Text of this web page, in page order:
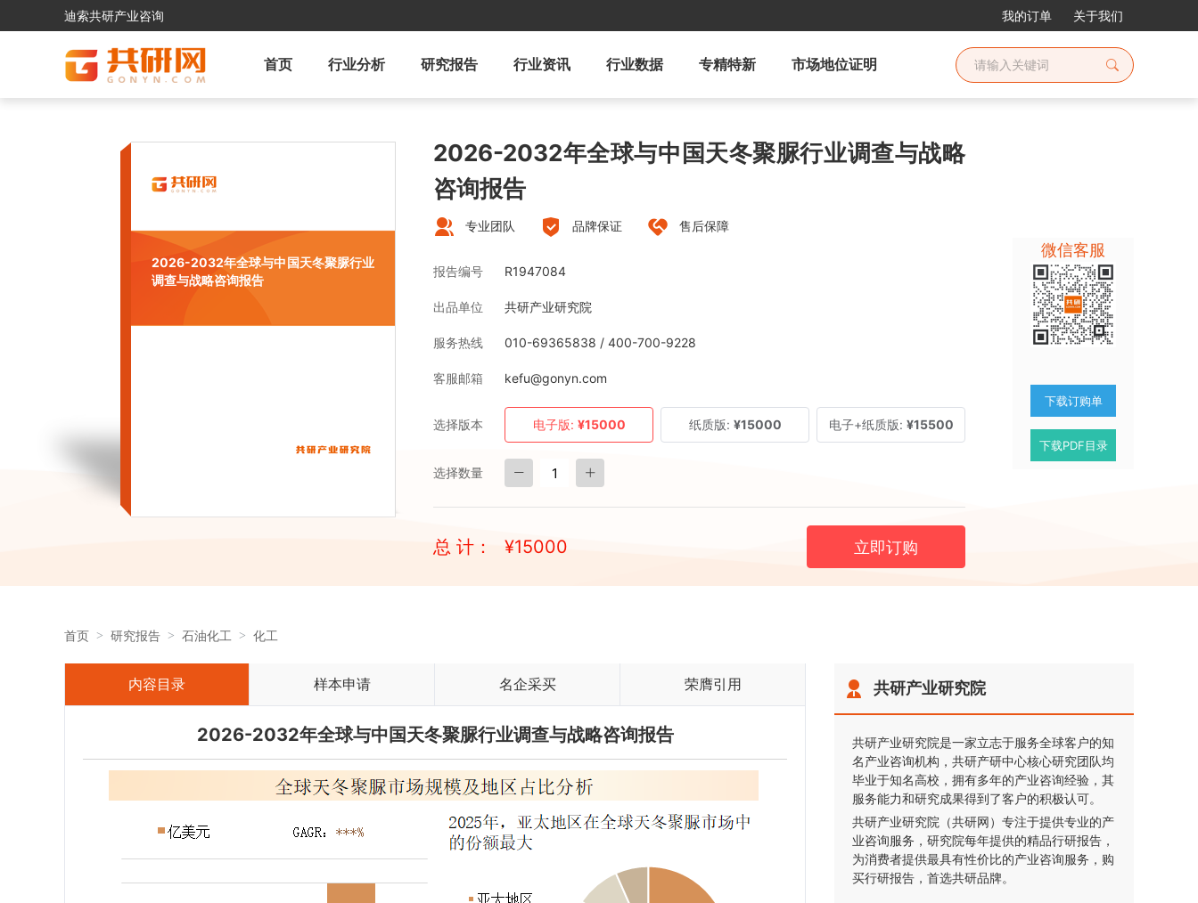
迪索共研产业咨询 我的订单 关于我们
首页 行业分析 研究报告 行业资讯 行业数据 专精特新 市场地位证明
2026-2032年全球与中国天冬聚脲行业
调查与战略咨询报告
2026-2032年全球与中国天冬聚脲行业调查与战略
咨询报告
专业团队 品牌保证 售后保障
报告编号 R1947084
出品单位 共研产业研究院
服务热线 010-69365838 / 400-700-9228
客服邮箱 kefu@gonyn.com
选择版本 电子版: ¥15000 纸质版: ¥15000 电子+纸质版: ¥15500
选择数量
总 计： ¥15000 立即订购
微信客服
下载订购单
下载PDF目录
首页 研究报告 石油化工 化工
内容目录 样本申请 名企采买 荣膺引用
2026-2032年全球与中国天冬聚脲行业调查与战略咨询报告
共研产业研究院
共研产业研究院是一家立志于服务全球客户的知
名产业咨询机构，共研产研中心核心研究团队均
毕业于知名高校，拥有多年的产业咨询经验，其
服务能力和研究成果得到了客户的积极认可。
共研产业研究院（共研网）专注于提供专业的产
业咨询服务，研究院每年提供的精品行研报告，
为消费者提供最具有性价比的产业咨询服务，购
买行研报告，首选共研品牌。